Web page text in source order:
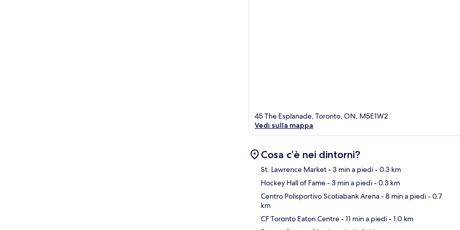
45 The Esplanade, Toronto, ON, M5E1W2
Vedi sulla mappa
Cosa c’è nei dintorni?
St. Lawrence Market- 3 min a piedi- 0.3 km
Hockey Hall of Fame- 3 min a piedi- 0.3 km
Centro Polisportivo Scotiabank Arena- 8 min a piedi- 0.7
km
CF Toronto Eaton Centre- 11 min a piedi- 1.0 km